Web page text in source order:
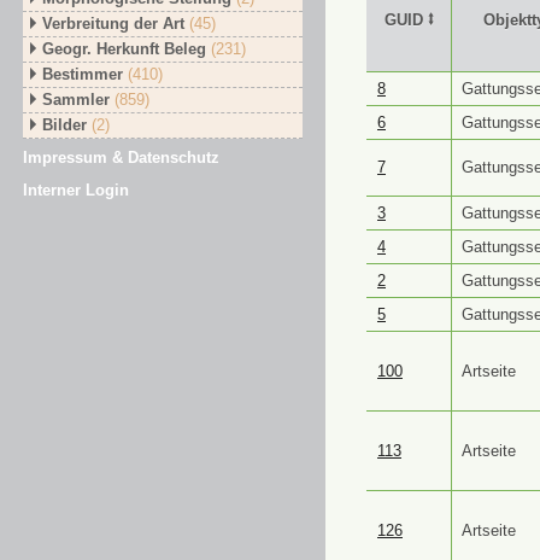
Verbreitung der Art (45)
Geogr. Herkunft Beleg (231)
Bestimmer (410)
Sammler (859)
Bilder (2)
Impressum & Datenschutz
Interner Login
GUID ⭥
GUID ⭥
8
6
7
3
4
2
5
100 Artseite
113 Artseite
126 Artseite